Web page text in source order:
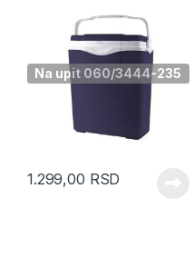
Na upit 060/3444-235
1.299,00 RSD